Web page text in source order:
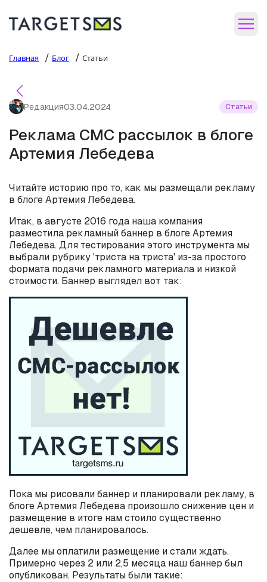
Главная / Блог / Статьи
Редакция03.04.2024 Статьи
Реклама СМС рассылок в блоге
Артемия Лебедева
Читайте историю про то, как мы размещали рекламу
в блоге Артемия Лебедева.
Итак, в августе 2016 года наша компания
разместила рекламный баннер в блоге Артемия
Лебедева. Для тестирования этого инструмента мы
выбрали рубрику 'триста на триста' из-за простого
формата подачи рекламного материала и низкой
стоимости. Баннер выглядел вот так:
Пока мы рисовали баннер и планировали рекламу, в
блоге Артемия Лебедева произошло снижение цен и
размещение в итоге нам стоило существенно
дешевле, чем планировалось.
Далее мы оплатили размещение и стали ждать.
Примерно через 2 или 2,5 месяца наш баннер был
опубликован. Результаты были такие: